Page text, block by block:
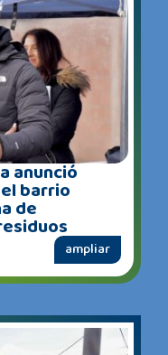
anunció
barrio
de
ampliar